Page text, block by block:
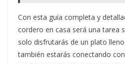
Con esta guía completa y
cordero en casa será una tarea
solo disfrutarás de un plato
también estarás conectando